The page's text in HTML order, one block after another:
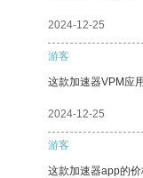
2024-12-25
游客
这款加速器VPM应
2024-12-25
游客
这款加速器app的